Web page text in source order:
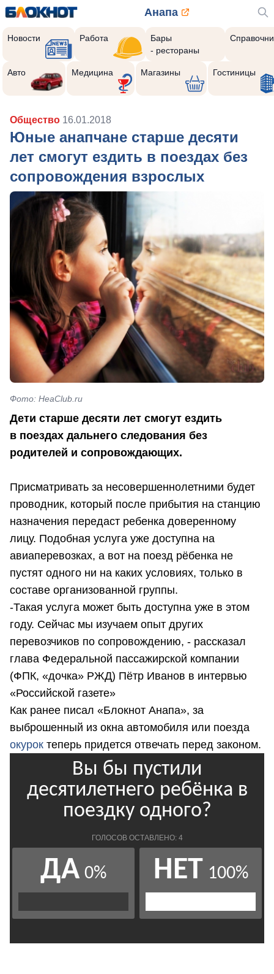
Анапа
Новости Работа
Бары
- рестораны
Авто Медицина Магазины Гостиницы
Общество 16.01.2018
Юные анапчане старше десяти
лет смогут ездить в поездах без
сопровождения взрослых
Фото: HeaClub.ru
Дети старше десяти лет смогут ездить
в поездах дальнего следования без
родителей и сопровождающих.
Присматривать за несовершеннолетними будет
проводник, который после прибытия на станцию
назначения передаст ребенка доверенному
лицу. Подобная услуга уже доступна на
авиаперевозках, а вот на поезд рёбенка не
пустят одного ни на каких условиях, только в
составе организованной группы.
-Такая услуга может быть доступна уже в этом
году. Сейчас мы изучаем опыт других
перевозчиков по сопровождению, - рассказал
глава Федеральной пассажирской компании
(ФПК, «дочка» РЖД) Пётр Иванов в интервью
«Российской газете»
Как ранее писал «Блокнот Анапа», за
выброшенный из окна автомобиля или поезда
окурок теперь придется отвечать перед законом.